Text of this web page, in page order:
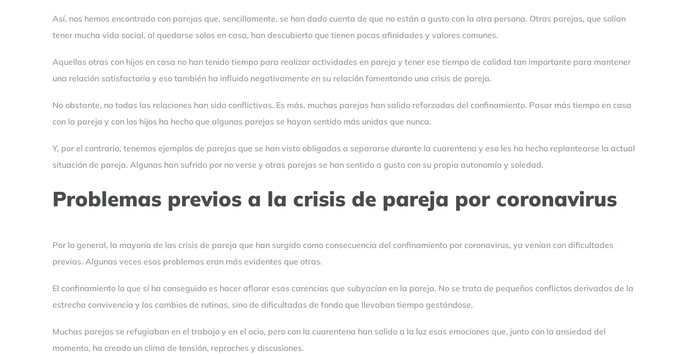
Así, nos hemos encontrado con parejas que, sencillamente, se han dado cuenta de que no están a gusto con la otra persona. Otras parejas, que solían
tener mucha vida social, al quedarse solos en casa, han descubierto que tienen pocas afinidades y valores comunes.
Aquellas otras con hijos en casa no han tenido tiempo para realizar actividades en pareja y tener ese tiempo de calidad tan importante para mantener
una relación satisfactoria y eso también ha influido negativamente en su relación fomentando una crisis de pareja.
No obstante, no todas las relaciones han sido conflictivas. Es más, muchas parejas han salido reforzadas del confinamiento. Pasar más tiempo en casa
con la pareja y con los hijos ha hecho que algunas parejas se hayan sentido más unidas que nunca.
Y, por el contrario, tenemos ejemplos de parejas que se han visto obligadas a separarse durante la cuarentena y eso les ha hecho replantearse la actual
situación de pareja. Algunas han sufrido por no verse y otras parejas se han sentido a gusto con su propia autonomía y soledad.
Problemas previos a la crisis de pareja por coronavirus
Por lo general, la mayoría de las crisis de pareja que han surgido como consecuencia del confinamiento por coronavirus, ya venían con dificultades
previas. Algunas veces esos problemas eran más evidentes que otras.
El confinamiento lo que sí ha conseguido es hacer aflorar esas carencias que subyacían en la pareja. No se trata de pequeños conflictos derivados de la
estrecha convivencia y los cambios de rutinas, sino de dificultadas de fondo que llevaban tiempo gestándose.
Muchas parejas se refugiaban en el trabajo y en el ocio, pero con la cuarentena han salido a la luz esas emociones que, junto con la ansiedad del
momento, ha creado un clima de tensión, reproches y discusiones.